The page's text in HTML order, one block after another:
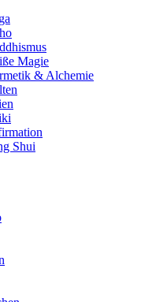
Magie
& Alchemie
Shui